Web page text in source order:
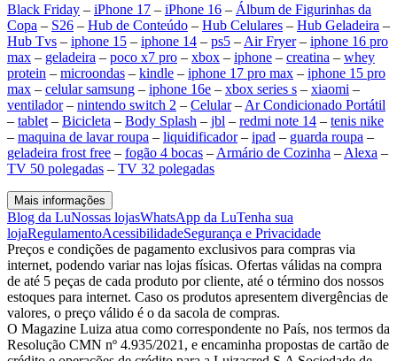
Black Friday – iPhone 17 – iPhone 16 – Álbum de Figurinhas da
Copa – S26 – Hub de Conteúdo – Hub Celulares – Hub Geladeira –
Hub Tvs – iphone 15 – iphone 14 – ps5 – Air Fryer– iphone 16 pro
max – geladeira – poco x7 pro – xbox – iphone – creatina – whey
protein – microondas – kindle – iphone 17 pro max – iphone 15 pro
max – celular samsung – iphone 16e – xbox series s – xiaomi –
ventilador– nintendo switch 2 – Celular– Ar Condicionado Portátil
– tablet – Bicicleta – Body Splash – jbl – redmi note 14 – tenis nike
– maquina de lavar roupa – liquidificador– ipad – guarda roupa –
geladeira frost free – fogão 4 bocas – Armário de Cozinha – Alexa –
TV 50 polegadas – TV 32 polegadas
Mais informações
Blog da LuNossas lojasWhatsApp da LuTenha sua
lojaRegulamentoAcessibilidadeSegurança e Privacidade
Preços e condições de pagamento exclusivos para compras via
internet, podendo variar nas lojas físicas. Ofertas válidas na compra
de até 5 peças de cada produto por cliente, até o término dos nossos
estoques para internet. Caso os produtos apresentem divergências de
valores, o preço válido é o da sacola de compras.
O Magazine Luiza atua como correspondente no País, nos termos da
Resolução CMN nº 4.935/2021, e encaminha propostas de cartão de